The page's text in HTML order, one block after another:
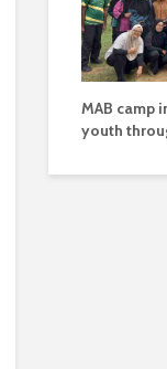
MAB camp
youth